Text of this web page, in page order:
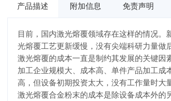
产品描述 附加信息 免责声明
目前，国内激光熔覆领域存在这样的情况
光熔覆工艺更新缓慢，没有尖端科研力量做
激光熔覆的成本一直是制约其发展的关键
加工企业规模大、成本高、单件产品加工
高，但设备初期投资太大，没有工作量时大
激光熔覆合金粉末的成本是除设备成本外